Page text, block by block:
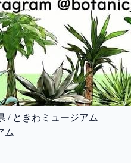
/ ときわミュージアム
ム